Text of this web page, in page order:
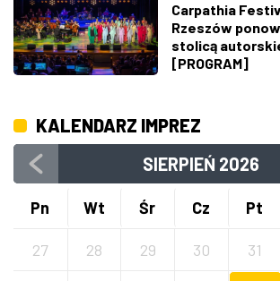
Carpathia
Rzeszów
stolicą
[PROGRAM]
KALENDARZ IMPREZ
SIERPIEŃ 2026
Pn Wt Śr Cz Pt
27 28 29 30 31